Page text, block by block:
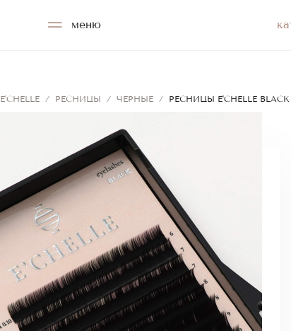
меню
E'CHELLE / РЕСНИЦЫ / ЧЕРНЫЕ / РЕСНИЦЫ E'CHELLE